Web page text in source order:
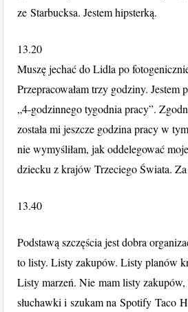
ze Starbucksa. Jestem hipsterką.
13.20
Muszę jechać do Lidla po
Przepracowałam trzy godziny. Jestem
„4-godzinnego tygodnia pracy”.
została mi jeszcze godzina pracy w
nie wymyśliłam, jak oddelegować
dziecku z krajów Trzeciego Świata.
13.40
Podstawą szczęścia jest dobra
to listy. Listy zakupów. Listy planów
Listy marzeń. Nie mam listy zakupów,
słuchawki i szukam na Spotify Taco